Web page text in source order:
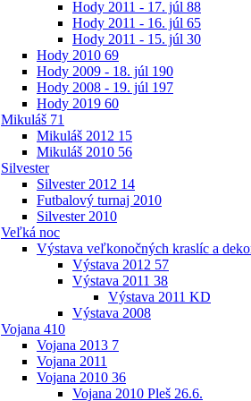
Hody 2011 - 17. júl 88
Hody 2011 - 16. júl 65
Hody 2011 - 15. júl 30
Hody 2010 69
Hody 2009 - 18. júl 190
Hody 2008 - 19. júl 197
Hody 2019 60
Mikuláš 71
Mikuláš 2012 15
Mikuláš 2010 56
Silvester
Silvester 2012 14
Futbalový turnaj 2010
Silvester 2010
Veľká noc
Výstava veľkonočných kraslíc a
Výstava 2012 57
Výstava 2011 38
Výstava 2011 KD
Výstava 2008
Vojana 410
Vojana 2013 7
Vojana 2011
Vojana 2010 36
Vojana 2010 Pleš 26.6.